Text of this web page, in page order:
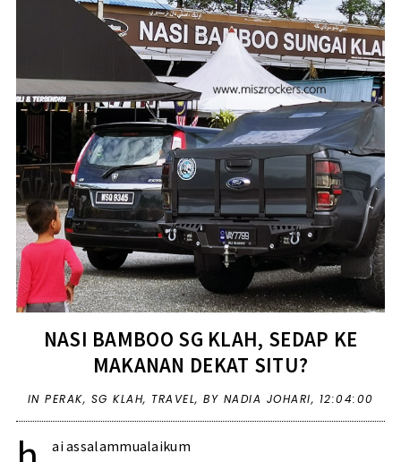
NASI BAMBOO SG KLAH, SEDAP KE
MAKANAN DEKAT SITU?
IN PERAK, SG KLAH, TRAVEL, BY NADIA JOHARI, 12:04:00
ai assalammualaikum